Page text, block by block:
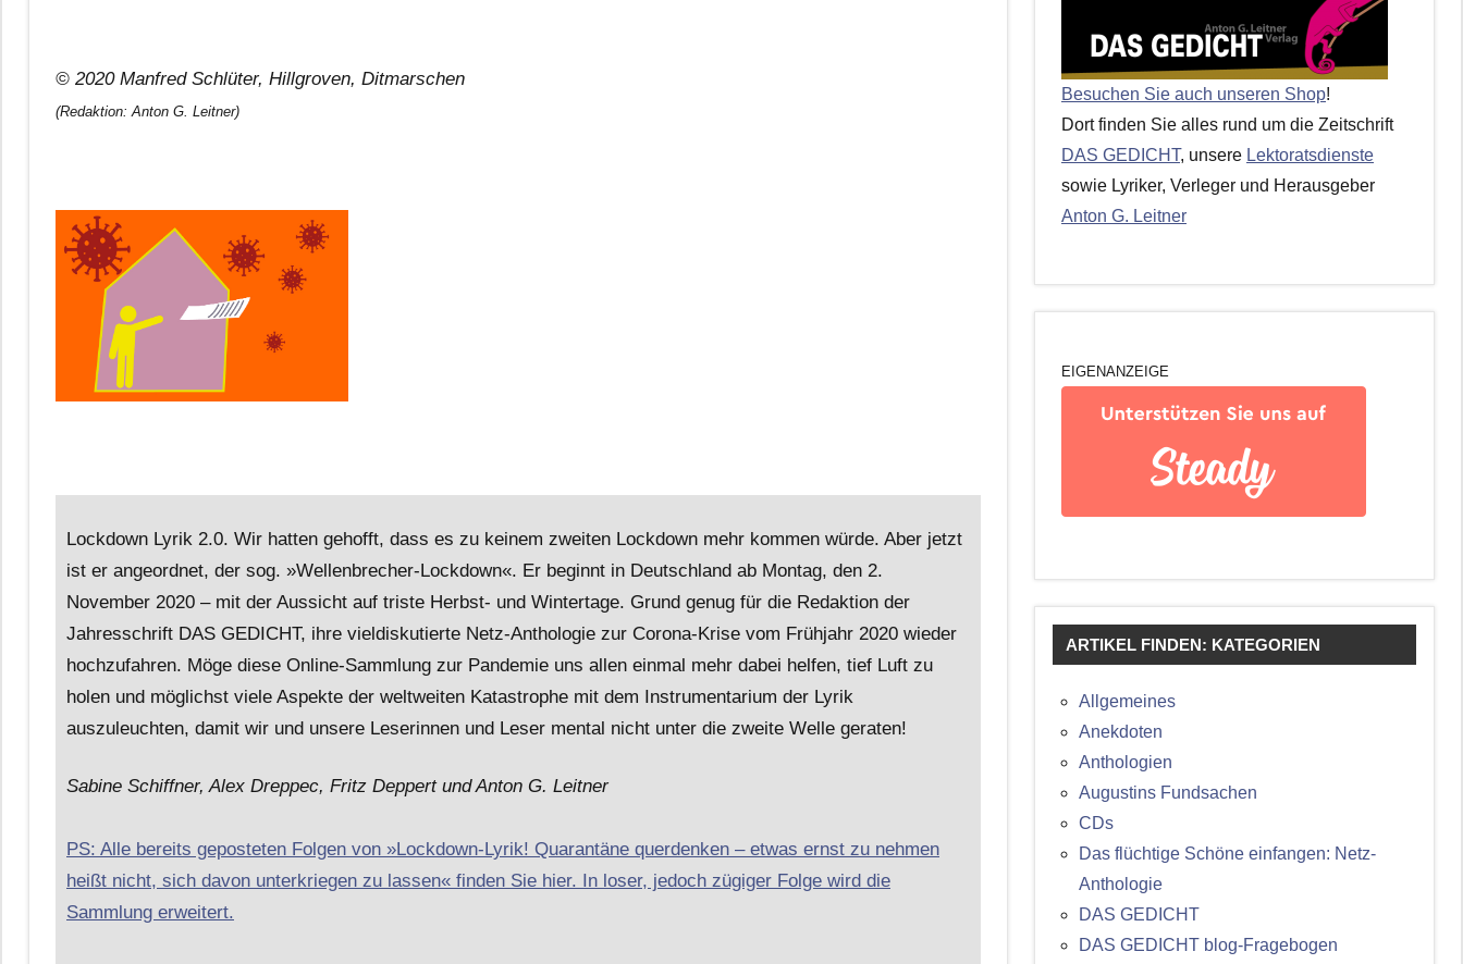
© 2020 Manfred Schlüter, Hillgroven, Ditmarschen
(Redaktion: Anton G. Leitner)
Lockdown Lyrik 2.0. Wir hatten gehofft, dass es zu keinem zweiten Lockdown mehr kommen würde. Aber jetzt
ist er angeordnet, der sog. »Wellenbrecher-Lockdown«. Er beginnt in Deutschland ab Montag, den 2.
November 2020 – mit der Aussicht auf triste Herbst- und Wintertage. Grund genug für die Redaktion der
Jahresschrift DAS GEDICHT, ihre vieldiskutierte Netz-Anthologie zur Corona-Krise vom Frühjahr 2020 wieder
hochzufahren. Möge diese Online-Sammlung zur Pandemie uns allen einmal mehr dabei helfen, tief Luft zu
holen und möglichst viele Aspekte der weltweiten Katastrophe mit dem Instrumentarium der Lyrik
auszuleuchten, damit wir und unsere Leserinnen und Leser mental nicht unter die zweite Welle geraten!
Sabine Schiffner, Alex Dreppec, Fritz Deppert und Anton G. Leitner
PS: Alle bereits geposteten Folgen von »Lockdown-Lyrik! Quarantäne querdenken – etwas ernst zu nehmen
heißt nicht, sich davon unterkriegen zu lassen« finden Sie hier. In loser, jedoch zügiger Folge wird die
Sammlung erweitert.
Besuchen Sie auch unseren Shop!
Dort finden Sie alles rund um die Zeitschrift
DAS GEDICHT, unsere Lektoratsdienste
sowie Lyriker, Verleger und Herausgeber
Anton G. Leitner
EIGENANZEIGE
ARTIKEL FINDEN: KATEGORIEN
Allgemeines
Anekdoten
Anthologien
Augustins Fundsachen
CDs
Das flüchtige Schöne einfangen: Netz-
Anthologie
DAS GEDICHT
DAS GEDICHT blog-Fragebogen